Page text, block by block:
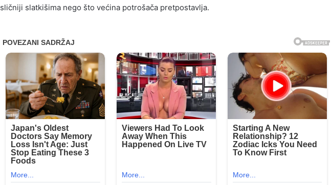
sličniji slatkišima nego što većina potrošača pretpostavlja.